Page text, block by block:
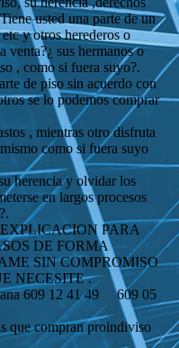
usted una parte de un
y otros herederos o
sus hermanos o
, como si fuera suyo?.
de piso sin acuerdo con
se lo podemos comprar
, mientras otro disfruta
como si fuera suyo
herencia y olvidar los
en largos procesos
PARA
DE FORMA
SIN COMPROMISO
NECESITE .
609 12 41 49 609 05
que compran proindiviso